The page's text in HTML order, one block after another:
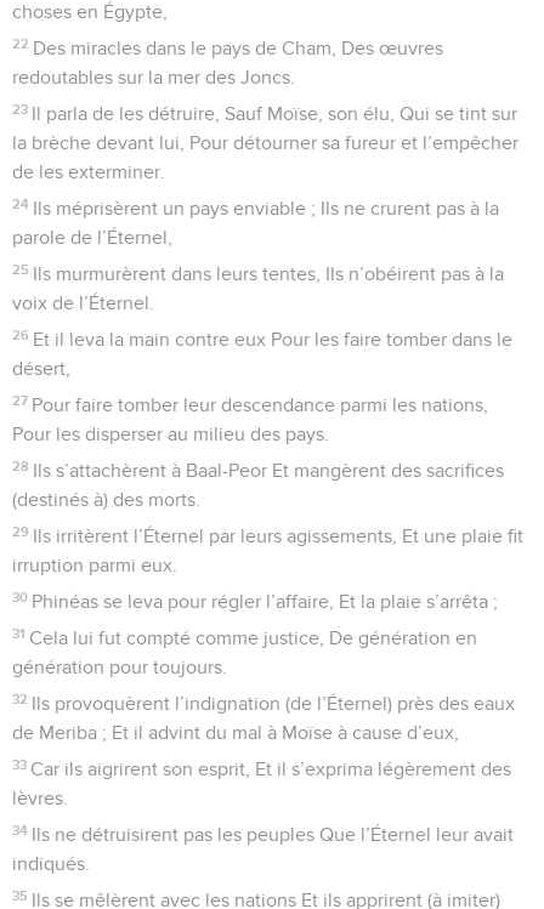
choses en Égypte,
22 Des miracles dans le pays de Cham, Des œuvres
redoutables sur la mer des Joncs.
23 Il parla de les détruire, Sauf Moïse, son élu, Qui se tint sur
la brèche devant lui, Pour détourner sa fureur et l’empêcher
de les exterminer.
24 Ils méprisèrent un pays enviable ; Ils ne crurent pas à la
parole de l’Éternel,
25 Ils murmurèrent dans leurs tentes, Ils n’obéirent pas à la
voix de l’Éternel.
26 Et il leva la main contre eux Pour les faire tomber dans le
désert,
27 Pour faire tomber leur descendance parmi les nations,
Pour les disperser au milieu des pays.
28 Ils s’attachèrent à Baal-Peor Et mangèrent des sacrifices
(destinés à) des morts.
29 Ils irritèrent l’Éternel par leurs agissements, Et une plaie fit
irruption parmi eux.
30 Phinéas se leva pour régler l’affaire, Et la plaie s’arrêta ;
31 Cela lui fut compté comme justice, De génération en
génération pour toujours.
32 Ils provoquèrent l’indignation (de l’Éternel) près des eaux
de Meriba ; Et il advint du mal à Moïse à cause d’eux,
33 Car ils aigrirent son esprit, Et il s’exprima légèrement des
lèvres.
34 Ils ne détruisirent pas les peuples Que l’Éternel leur avait
indiqués.
35 Ils se mêlèrent avec les nations Et ils apprirent (à imiter)